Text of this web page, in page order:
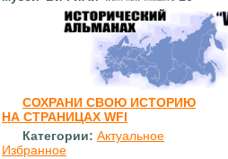
СОХРАНИ СВОЮ ИСТОРИЮ
НА СТРАНИЦАХ WFI
Категории: Актуальное
Избранное